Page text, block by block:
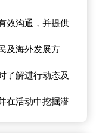
考虑；
强，执行力强。
文网站及相关资
效沟通，并提供
及海外发展方
了解进行动态及
在活动中挖掘潜